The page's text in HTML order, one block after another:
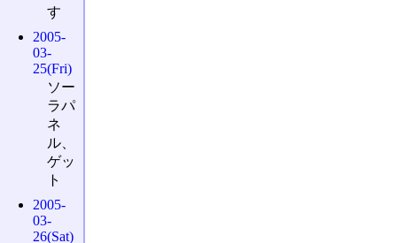
す
2005-
03-
25(Fri)
ソー
ラパ
ネ
ル、
ゲッ
ト
2005-
03-
26(Sat)